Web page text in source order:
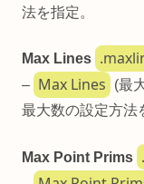
法を指定。
Max Lines
– Max Lines
(最
最大数の設定方法
Max Point Prims